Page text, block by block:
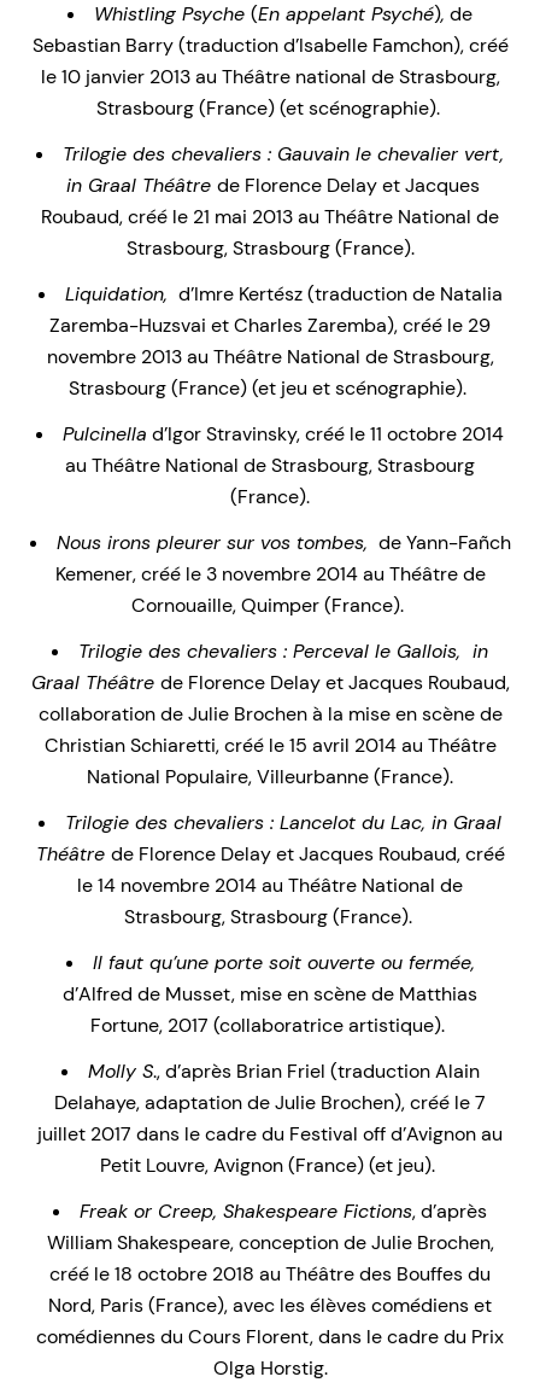
Whistling Psyche (En appelant Psyché), de
Sebastian Barry (traduction d’Isabelle Famchon), créé
le 10 janvier 2013 au Théâtre national de Strasbourg,
Strasbourg (France) (et scénographie).
Trilogie des chevaliers : Gauvain le chevalier vert,
in Graal Théâtre de Florence Delay et Jacques
Roubaud, créé le 21 mai 2013 au Théâtre National de
Strasbourg, Strasbourg (France).
Liquidation, d’Imre Kertész (traduction de Natalia
Zaremba-Huzsvai et Charles Zaremba), créé le 29
novembre 2013 au Théâtre National de Strasbourg,
Strasbourg (France) (et jeu et scénographie).
Pulcinella d’Igor Stravinsky, créé le 11 octobre 2014
au Théâtre National de Strasbourg, Strasbourg
(France).
Nous irons pleurer sur vos tombes, de Yann-Fañch
Kemener, créé le 3 novembre 2014 au Théâtre de
Cornouaille, Quimper (France).
Trilogie des chevaliers : Perceval le Gallois, in
Graal Théâtre de Florence Delay et Jacques Roubaud,
collaboration de Julie Brochen à la mise en scène de
Christian Schiaretti, créé le 15 avril 2014 au Théâtre
National Populaire, Villeurbanne (France).
Trilogie des chevaliers : Lancelot du Lac, in Graal
Théâtre de Florence Delay et Jacques Roubaud, créé
le 14 novembre 2014 au Théâtre National de
Strasbourg, Strasbourg (France).
Il faut qu’une porte soit ouverte ou fermée,
d’Alfred de Musset, mise en scène de Matthias
Fortune, 2017 (collaboratrice artistique).
Molly S., d’après Brian Friel (traduction Alain
Delahaye, adaptation de Julie Brochen), créé le 7
juillet 2017 dans le cadre du Festival off d’Avignon au
Petit Louvre, Avignon (France) (et jeu).
Freak or Creep, Shakespeare Fictions, d’après
William Shakespeare, conception de Julie Brochen,
créé le 18 octobre 2018 au Théâtre des Bouffes du
Nord, Paris (France), avec les élèves comédiens et
comédiennes du Cours Florent, dans le cadre du Prix
Olga Horstig.